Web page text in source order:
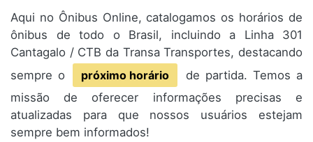
Aqui no Ônibus Online, catalogamos os horários de
ônibus de todo o Brasil, incluindo a Linha 301
Cantagalo / CTB da Transa Transportes, destacando
sempre o
próximo horário
de partida. Temos a
missão de oferecer informações precisas e
atualizadas para que nossos usuários estejam
sempre bem informados!